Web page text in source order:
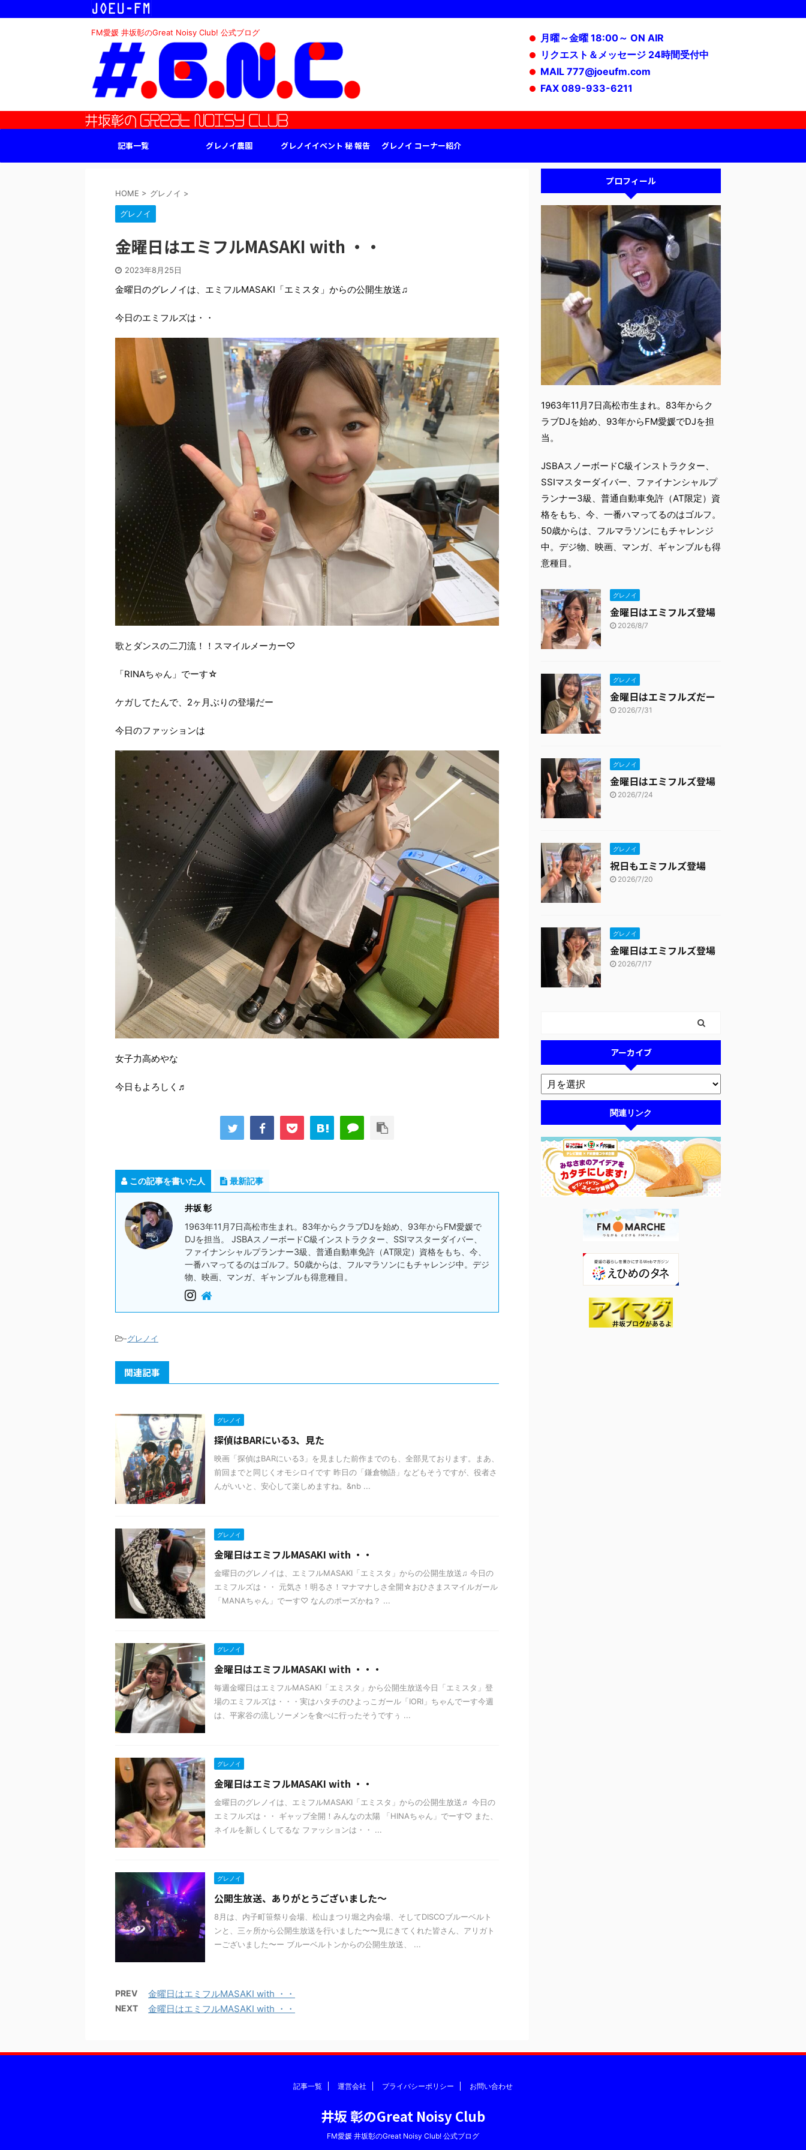
FM愛媛 井坂彰のGreat Noisy Club! 公式ブログ
月曜～金曜 18:00～ ON AIR
リクエスト＆メッセージ 24時間受付中
MAIL 777@joeufm.com
FAX 089-933-6211
記事一覧 グレノイ農園 グレノイイベント 秘 報告 グレノイ コーナー紹介
HOME > グレノイ >
グレノイ
金曜日はエミフルMASAKI with ・・
2023年8月25日
金曜日のグレノイは、エミフルMASAKI「エミスタ」からの公開生放送♫
今日のエミフルズは・・
歌とダンスの二刀流！！スマイルメーカー♡
「RINAちゃん」でーす☆
ケガしてたんで、2ヶ月ぶりの登場だー
今日のファッションは
女子力高めやな
今日もよろしく♬
この記事を書いた人 最新記事
井坂 彰
1963年11月7日高松市生まれ。83年からクラブDJを始め、93年からFM愛媛で
DJを担当。 JSBAスノーボードC級インストラクター、SSIマスターダイバー、
ファイナンシャルプランナー3級、普通自動車免許（AT限定）資格をもち、今、
一番ハマってるのはゴルフ。50歳からは、フルマラソンにもチャレンジ中。デジ
物、映画、マンガ、ギャンブルも得意種目。
-グレノイ
関連記事
グレノイ
探偵はBARにいる3、見た
映画「探偵はBARにいる3」を見ました前作までのも、全部見ております。まあ、
前回までと同じくオモシロイです 昨日の「鎌倉物語」などもそうですが、役者さ
んがいいと、安心して楽しめますね。&nb ...
グレノイ
金曜日はエミフルMASAKI with ・・
金曜日のグレノイは、エミフルMASAKI「エミスタ」からの公開生放送♫ 今日の
エミフルズは・・ 元気さ！明るさ！マナマナしさ全開☆おひさまスマイルガール
「MANAちゃん」でーす♡ なんのポーズかね？ ...
グレノイ
金曜日はエミフルMASAKI with ・・・
毎週金曜日はエミフルMASAKI「エミスタ」から公開生放送今日「エミスタ」登
場のエミフルズは・・・実はハタチのひよっこガール「IORI」ちゃんでーす今週
は、平家谷の流しソーメンを食べに行ったそうですぅ ...
グレノイ
金曜日はエミフルMASAKI with ・・
金曜日のグレノイは、エミフルMASAKI「エミスタ」からの公開生放送♬ 今日の
エミフルズは・・ ギャップ全開！みんなの太陽 「HINAちゃん」でーす♡ また、
ネイルを新しくしてるな ファッションは・・ ...
グレノイ
公開生放送、ありがとうございました〜
8月は、内子町笹祭り会場、松山まつり堀之内会場、そしてDISCOブルーベルト
ンと、三ヶ所から公開生放送を行いました〜〜見にきてくれた皆さん、アリガト
ーございました〜ー ブルーベルトンからの公開生放送、 ...
PREV 金曜日はエミフルMASAKI with ・・
NEXT 金曜日はエミフルMASAKI with ・・
プロフィール
1963年11月7日高松市生まれ。83年からク
ラブDJを始め、93年からFM愛媛でDJを担
当。
JSBAスノーボードC級インストラクター、
SSIマスターダイバー、ファイナンシャルプ
ランナー3級、普通自動車免許（AT限定）資
格をもち、今、一番ハマってるのはゴルフ。
50歳からは、フルマラソンにもチャレンジ
中。デジ物、映画、マンガ、ギャンブルも得
意種目。
グレノイ
金曜日はエミフルズ登場
2026/8/7
グレノイ
金曜日はエミフルズだー
2026/7/31
グレノイ
金曜日はエミフルズ登場
2026/7/24
グレノイ
祝日もエミフルズ登場
2026/7/20
グレノイ
金曜日はエミフルズ登場
2026/7/17
アーカイブ
関連リンク
記事一覧 運営会社 プライバシーポリシー お問い合わせ
井坂 彰のGreat Noisy Club
FM愛媛 井坂彰のGreat Noisy Club! 公式ブログ